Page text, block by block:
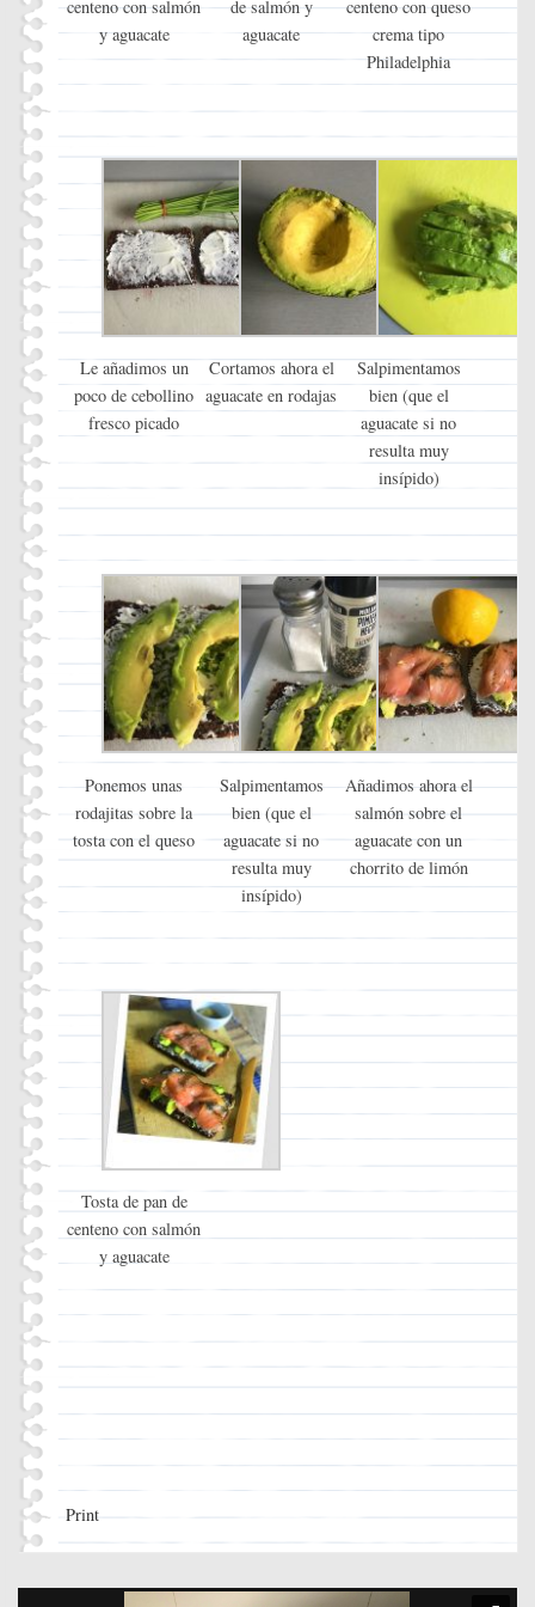
centeno con salmón
y aguacate
de salmón y
aguacate
centeno con queso
crema tipo
Philadelphia
Le añadimos un
poco de cebollino
fresco picado
Cortamos ahora el
aguacate en rodajas
Salpimentamos
bien (que el
aguacate si no
resulta muy
insípido)
Ponemos unas
rodajitas sobre la
tosta con el queso
Salpimentamos
bien (que el
aguacate si no
resulta muy
insípido)
Añadimos ahora el
salmón sobre el
aguacate con un
chorrito de limón
Tosta de pan de
centeno con salmón
y aguacate
Print